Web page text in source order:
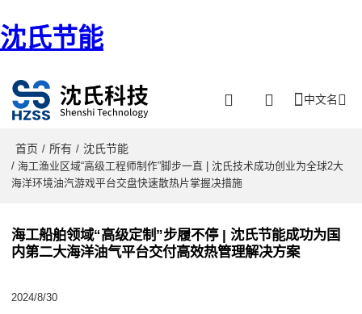
沈氏节能
中文名
首页 / 所有 / 沈氏节能
/ 海工渔业区域“高级工程师制作”脚步一直 | 沈氏技术成功创业为全球2大
海洋环境油汽游戏平台交盘快速散热片掌握决措施
海工船舶领域“高级定制”步履不停 | 沈氏节能成功为国
内第二大海洋油气平台交付高效热管理解决方案
2024/8/30